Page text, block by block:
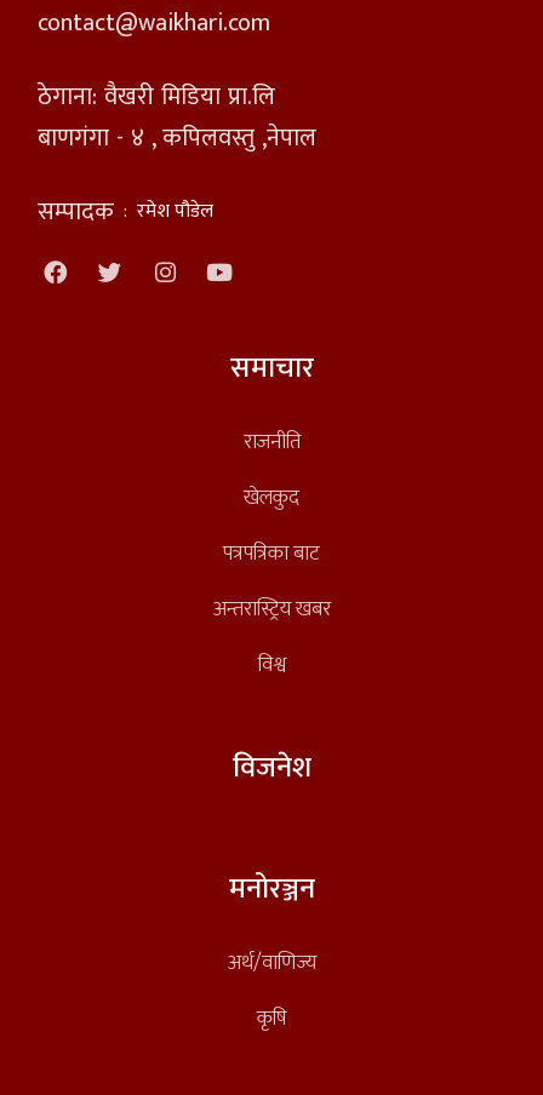
contact@waikhari.com
ठेगाना: वैखरी मिडिया प्रा.लि
बाणगंगा - ४ , कपिलवस्तु ,नेपाल
सम्पादक : रमेश पौडेल
समाचार
राजनीति
खेलकुद
पत्रपत्रिका बाट
अन्तरास्ट्रिय खबर
विश्व
विजनेश
मनोरञ्जन
अर्थ/वाणिज्य
कृषि